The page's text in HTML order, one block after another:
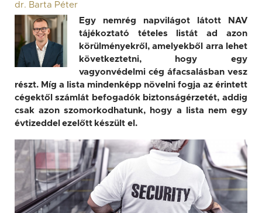
dr. Barta Péter
Egy nemrég napvilágot látott NAV
tájékoztató tételes listát ad azon
körülményekről, amelyekből arra lehet
következtetni, hogy egy
vagyonvédelmi cég áfacsalásban vesz
részt. Míg a lista mindenképp növelni fogja az érintett
cégektől számlát befogadók biztonságérzetét, addig
csak azon szomorkodhatunk, hogy a lista nem egy
évtizeddel ezelőtt készült el.